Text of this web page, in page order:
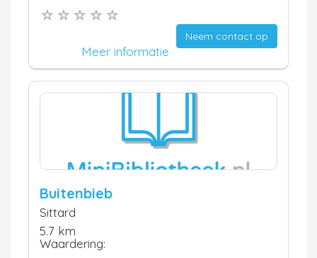
Neem contact op
Meer informatie
Buitenbieb
Sittard
5.7 km
Waardering: